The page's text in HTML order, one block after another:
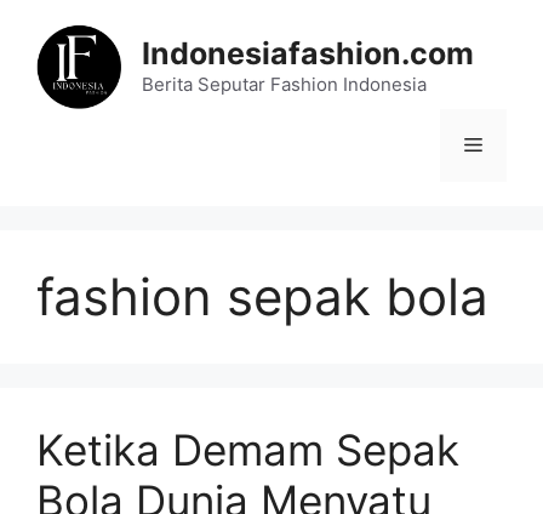
content
Indonesiafashion.com
Berita Seputar Fashion Indonesia
Menu
fashion sepak bola
Ketika Demam Sepak
Bola Dunia Menyatu